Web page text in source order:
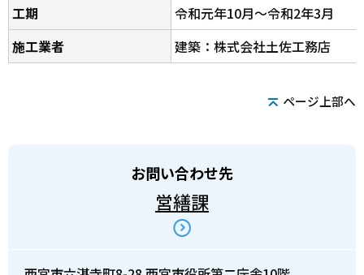
工期
令和元年10月～令和2年3月
施工業者
建築：株式会社土佐工務店
ページ上部へ
お問い合わせ先
営繕課